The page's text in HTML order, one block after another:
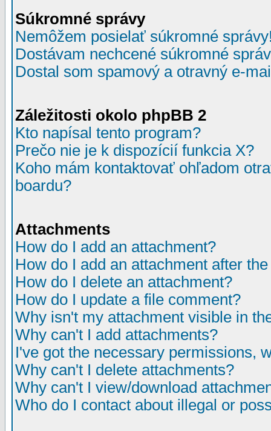
Súkromné správy
Nemôžem posielať súkromné
Dostávam nechcené súkromné
Dostal som spamový a otravný e-
Záležitosti okolo phpBB 2
Kto napísal tento program?
Prečo nie je k dispozícií funkcia X?
Koho mám kontaktovať ohľadom
boardu?
Attachments
How do I add an attachment?
How do I add an attachment after
How do I delete an attachment?
How do I update a file comment?
Why isn't my attachment visible in
Why can't I add attachments?
I've got the necessary permissions,
Why can't I delete attachments?
Why can't I view/download
Who do I contact about illegal or